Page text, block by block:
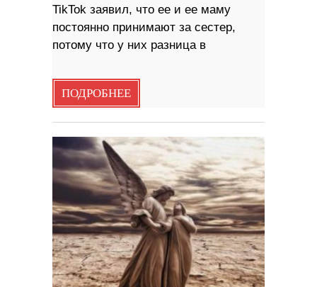
TikTok заявил, что ее и ее маму
постоянно принимают за сестер,
потому что у них разница в
ПОДРОБНЕЕ